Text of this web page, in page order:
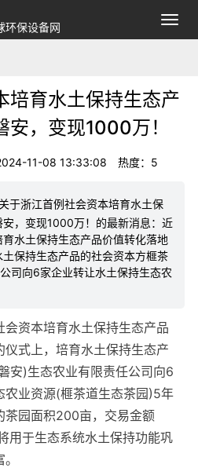
切
换
环保设备网
培育水土保持生态产
安，变现1000万！
11-08 13:33:08 热度：5
于浙江首例社会资本培育水土保
，变现1000万！的最新消息：近
水土保持生态产品价值转化落地
保持生态产品的社会资本方榧茶
司向6家企业转让水土保持生态农
会资本培育水土保持生态产品
式上，培育水土保持生态产
安)生态农业有限责任公司向6
农业资源(榧茶道生态茶园)5年
茶园面积200亩，交易金额
用于生态系统水土保持功能巩